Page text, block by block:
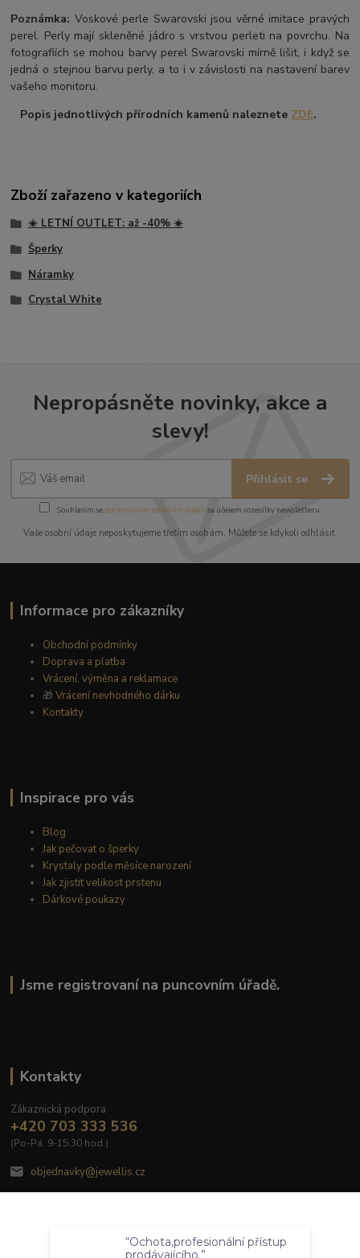
Poznámka: Voskové perle Swarovski jsou věrné imitace pravých
perel. Perly mají skleněné jádro s vrstvou perleti na povrchu. Na
fotografiích se mohou barvy perel Swarovski mírně lišit, i když se
jedná o stejnou barvu perly, a to i v závislosti na nastavení barev
vašeho monitoru.
Popis jednotlivých přírodních kamenů naleznete ZDE.
Zboží zařazeno v kategoriích
☀️ LETNÍ OUTLET: až -40% ☀️
Šperky
Náramky
Crystal White
Nepropásněte novinky, akce a
slevy!
Přihlásit se
Souhlasím se zpracováním osobních údajůza účelem rozesílky newsletteru.
Vaše osobní údaje neposkytujeme třetím osobám. Můžete se kdykoli odhlásit.
Informace pro zákazníky
Obchodní podmínky
Doprava a platba
Vrácení, výměna a reklamace
🎁Vrácení nevhodného dárku
Kontakty
Inspirace pro vás
Blog
Jak pečovat o šperky
Krystaly podle měsíce narození
Jak zjistit velikost prstenu
Dárkové poukazy
Jsme registrovaní na puncovním úřadě.
Kontakty
Zákaznická podpora
+420 703 333 536
(Po-Pá, 9-15:30 hod.)
objednavky@jewellis.cz
Nastavení Souhlasím
“Ochota,profesionální přístup
prodávajícího.”